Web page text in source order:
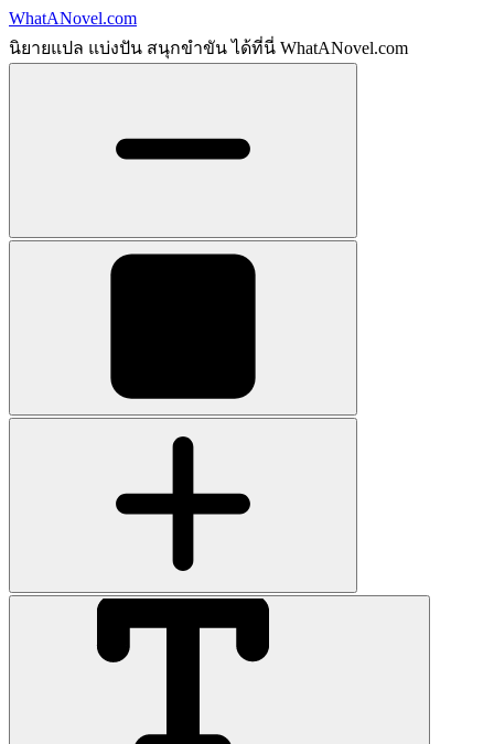
WhatANovel.com
นิยายแปล แบ่งปัน สนุกขำขัน ได้ที่นี่ WhatANovel.com